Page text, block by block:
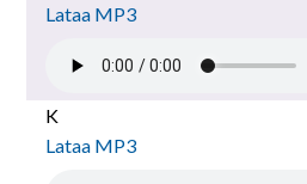
Lataa MP3
K
Lataa MP3